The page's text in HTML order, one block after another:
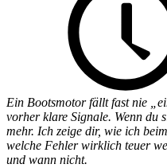
Ein Bootsmotor fällt fast nie
vorher klare Signale. Wenn du
mehr. Ich zeige dir, wie ich
welche Fehler wirklich teuer
und wann nicht.